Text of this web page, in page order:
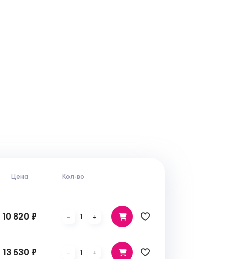
Цена Кол-во
10 820 ₽ - 1 +
13 530 ₽ - 1 +